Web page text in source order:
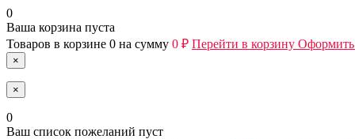
0
Ваша корзина пуста
Товаров в корзине 0 на сумму 0 ₽ Перейти в корзину Оформить
×
×
0
Ваш список пожеланий пуст